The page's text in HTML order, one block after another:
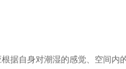
自身对潮湿的感觉、空间内